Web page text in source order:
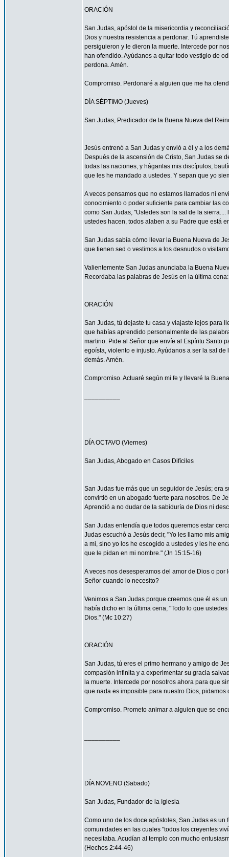
ORACIÓN
San Judas, apóstol de la misericordia y
Dios y nuestra resistencia a perdonar. Tú
persiguieron y le dieron la muerte. Intercede por
han ofendido. Ayúdanos a quitar todo vestigio de
perdona. Amén.
Compromiso. Perdonaré a alguien que me ha
DÍA SÉPTIMO (Jueves)
San Judas, Predicador de la Buena Nueva del
Jesús entrenó a San Judas y envió a él y a los
Después de la ascensión de Cristo, San Judas se
todas las naciones, y háganlas mis discípulos;
que les he mandado a ustedes. Y sepan que yo
A veces pensamos que no estamos llamados ni
conocimiento o poder suficiente para cambiar las
como San Judas, "Ustedes son la sal de la
ustedes hacen, todos alaben a su Padre que está
San Judas sabía cómo llevar la Buena Nueva de
que tienen sed o vestimos a los desnudos o
Valientemente San Judas anunciaba la Buena
Recordaba las palabras de Jesús en la última
ORACIÓN
San Judas, tú dejaste tu casa y viajaste lejos para
que habías aprendido personalmente de las
martirio. Pide al Señor que envíe al Espíritu Santo
egoísta, violento e injusto. Ayúdanos a ser la sal
demás. Amén.
Compromiso. Actuaré según mi fe y llevaré la
DÍA OCTAVO (Viernes)
San Judas, Abogado en Casos Difíciles
San Judas fue más que un seguidor de Jesús; era
convirtió en un abogado fuerte para nosotros. De
Aprendió a no dudar de la sabiduría de Dios ni
San Judas entendía que todos queremos estar
Judas escuchó a Jesús decir, "Yo les llamo mis
a mi, sino yo los he escogido a ustedes y les he
que le pidan en mi nombre." (Jn 15:15-16)
A veces nos desesperamos del amor de Dios o
Señor cuando lo necesito?
Venimos a San Judas porque creemos que él es
había dicho en la última cena, "Todo lo que
Dios." (Mc 10:27)
ORACIÓN
San Judas, tú eres el primo hermano y amigo de
compasión infinita y a experimentar su gracia
la muerte. Intercede por nosotros ahora para que
que nada es imposible para nuestro Dios,
Compromiso. Prometo animar a alguien que se
DÍA NOVENO (Sabado)
San Judas, Fundador de la Iglesia
Como uno de los doce apóstoles, San Judas es
comunidades en las cuales "todos los creyentes
necesitaba. Acudían al templo con mucho
(Hechos 2:44-46)